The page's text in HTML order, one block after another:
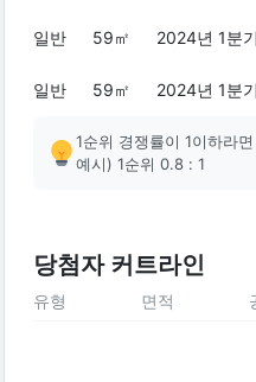
일반 59㎡ 2024년 1분
일반 59㎡ 2024년 1분
1순위 경쟁률이 1이하라
예시) 1순위 0.8 : 1
당첨자 커트라인
유형 면적